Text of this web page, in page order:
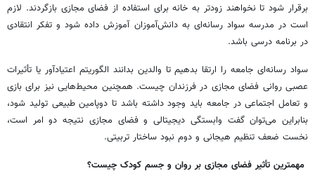
برقرار شود تا نخواهند زودتر به خانه برای استفاده از فضای مجازی بازگردند. لازم
است در مدرسه سواد رسانه‌ای به دانش‌آموزان آموزش داده شود و تفکر انتقادی
در برنامه درسی باشد.
سواد رسانه‌ای جامعه را ارتقا بدهیم تا والدین بدانند الگوریتم اعتیادآور یا تأثیرات
عصبی روانی فضای مجازی در فرزندان چیست. همچنین محیط‌هایی نیز برای بازی
و تعامل اجتماعی در جامعه باید وجود داشته باشد تا دوپامین طبیعی تولید شود،
بنابراین می‌توان گفت وابستگی دیجیتالی و فضای مجازی نتیجه دو امر است،
نخست ضعف تنظیم هیجانی و دوم نبود ساختار تربیتی.
مهمترین تأثیر فضای مجازی بر روان و جسم کودک چیست؟